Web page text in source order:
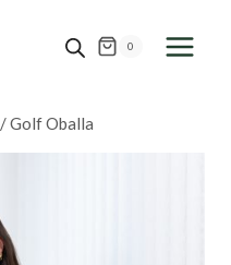
0
/Golf Oballa